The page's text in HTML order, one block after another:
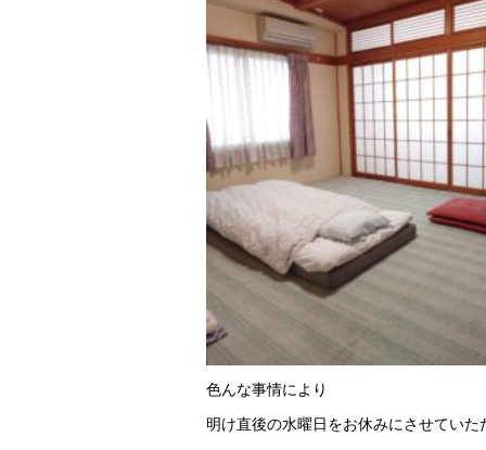
色んな事情により
明け直後の水曜日をお休みにさせていた